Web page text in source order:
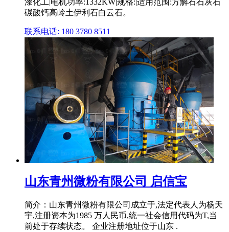
碳酸钙高岭土伊利石白云石。
联系电话: 180 3780 8511
山东青州微粉有限公司 启信宝
简介：山东青州微粉有限公司成立于,法定代表人为杨天
宇,注册资本为1985 万人民币,统一社会信用代码为T,当
前处于存续状态。 企业注册地址位于山东 .